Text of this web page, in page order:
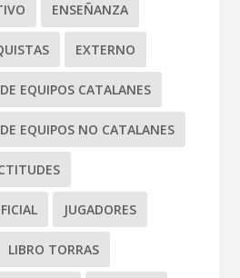
ENSEÑANZA
EXTERNO
EQUIPOS CATALANES
EQUIPOS NO CATALANES
JUGADORES
LIBRO TORRAS